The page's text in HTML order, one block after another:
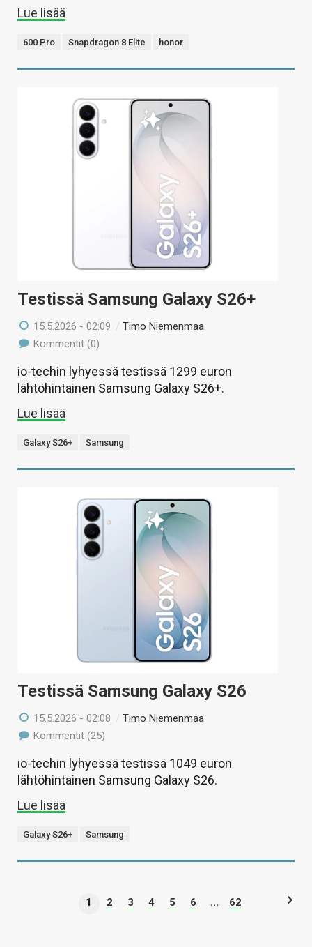
Lue lisää
600 Pro Snapdragon 8 Elite honor
Testissä Samsung Galaxy S26+
15.5.2026 - 02:09 /Timo Niemenmaa
Kommentit (0)
io-techin lyhyessä testissä 1299 euron
lähtöhintainen Samsung Galaxy S26+.
Lue lisää
Galaxy S26+ Samsung
Testissä Samsung Galaxy S26
15.5.2026 - 02:08 /Timo Niemenmaa
Kommentit (25)
io-techin lyhyessä testissä 1049 euron
lähtöhintainen Samsung Galaxy S26.
Lue lisää
Galaxy S26+ Samsung
1 2 3 4 5 6 ... 62